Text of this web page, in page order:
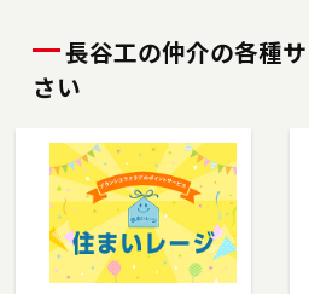
い。フリーダイアル（
軽にどうぞ！
東陽町店を移転しました。
部）でお住まいのご売却
は、是非ご相談ください。
（0120-14-8750）よりお
長谷工の仲介の各種
さい